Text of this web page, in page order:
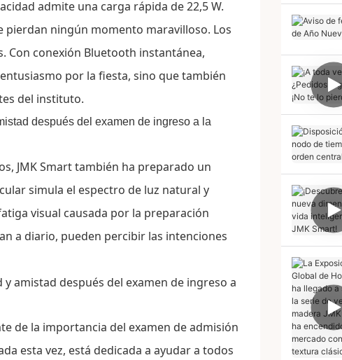
admite una carga rápida de 22,5 W.
pierdan ningún momento maravilloso. Los
Con conexión Bluetooth instantánea,
por la fiesta, sino que también
del instituto.
JMK Smarttambién ha preparado un
simula el espectro de luz natural y
visual causada por la preparación
a diario, pueden percibir las intenciones
de la importancia del examen de admisión
esta vez, está dedicada a ayudar a todos